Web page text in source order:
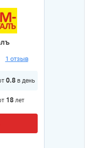
1 отзыв
0.8 в день
18 лет